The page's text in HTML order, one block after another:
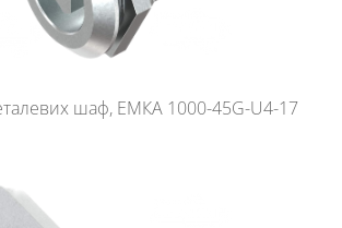
шаф, ЕМКА 1000-45G-U4-17